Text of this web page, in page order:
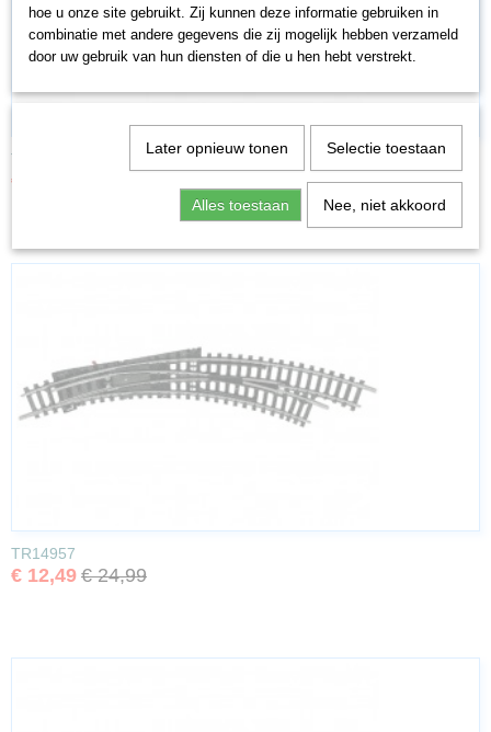
TR14956
€ 12,49
TR14957
€ 12,49 € 24,99
hoe u onze site gebruikt. Zij kunnen deze informatie gebruiken in
combinatie met andere gegevens die zij mogelijk hebben verzameld
door uw gebruik van hun diensten of die u hen hebt verstrekt.
Later opnieuw tonen Selectie toestaan
Alles toestaan Nee, niet akkoord